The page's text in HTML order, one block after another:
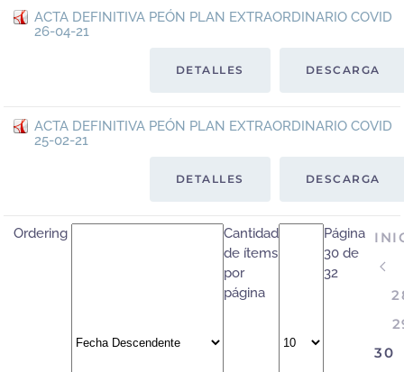
ACTA DEFINITIVA PEÓN PLAN EXTRAORDINARIO COVID
26-04-21
DESCARGA
DETALLES
ACTA DEFINITIVA PEÓN PLAN EXTRAORDINARIO COVID
25-02-21
DESCARGA
DETALLES
Ordering
Cantidad
de ítems
por
página
Página
30 de
32
30